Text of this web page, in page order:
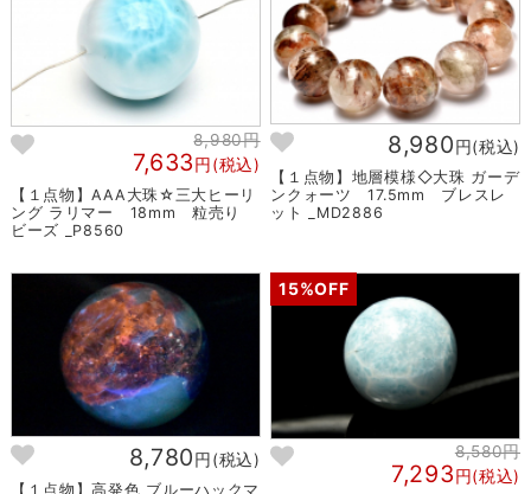
8,980円
7,633円(税込)
【１点物】AAA大珠☆三大ヒーリ
ング ラリマー 18mm 粒売り
ビーズ _P8560
8,980円(税込)
【１点物】地層模様◇大珠 ガーデ
ンクォーツ 17.5mm ブレスレ
ット _MD2886
8,780円(税込)
【１点物】高発色 ブルーハックマ
15%OFF
8,580円
7,293円(税込)